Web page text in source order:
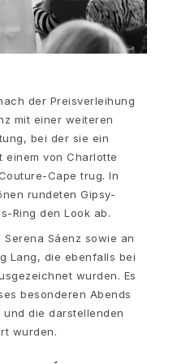
der Preisverleihung
mit einer weiteren
bei der sie ein
einem von Charlotte
Cape trug. In
rundeten Gipsy-
Ring den Look ab.
Sáenz sowie an
Lang, die ebenfalls bei
wurden. Es
besonderen Abends
die darstellenden
wurden.